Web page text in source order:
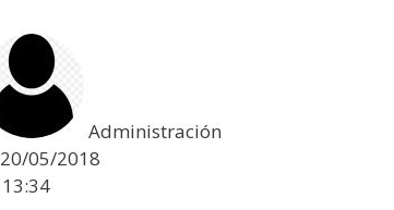
Administración
20/05/2018
13:34